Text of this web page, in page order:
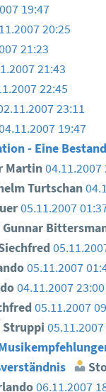
19:47
20:25
21:23
21:43
22:45
23:11
19:47
- Eine
Martin04.11.2007
Turtschan
05.11.2007
Gunnar
05.11.2007
04.11.2007 23:00
05.11.2007
Struppi
06.11.2007